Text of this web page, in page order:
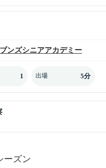
ンズシニアアカデミー
1 出場 5分
ーズン